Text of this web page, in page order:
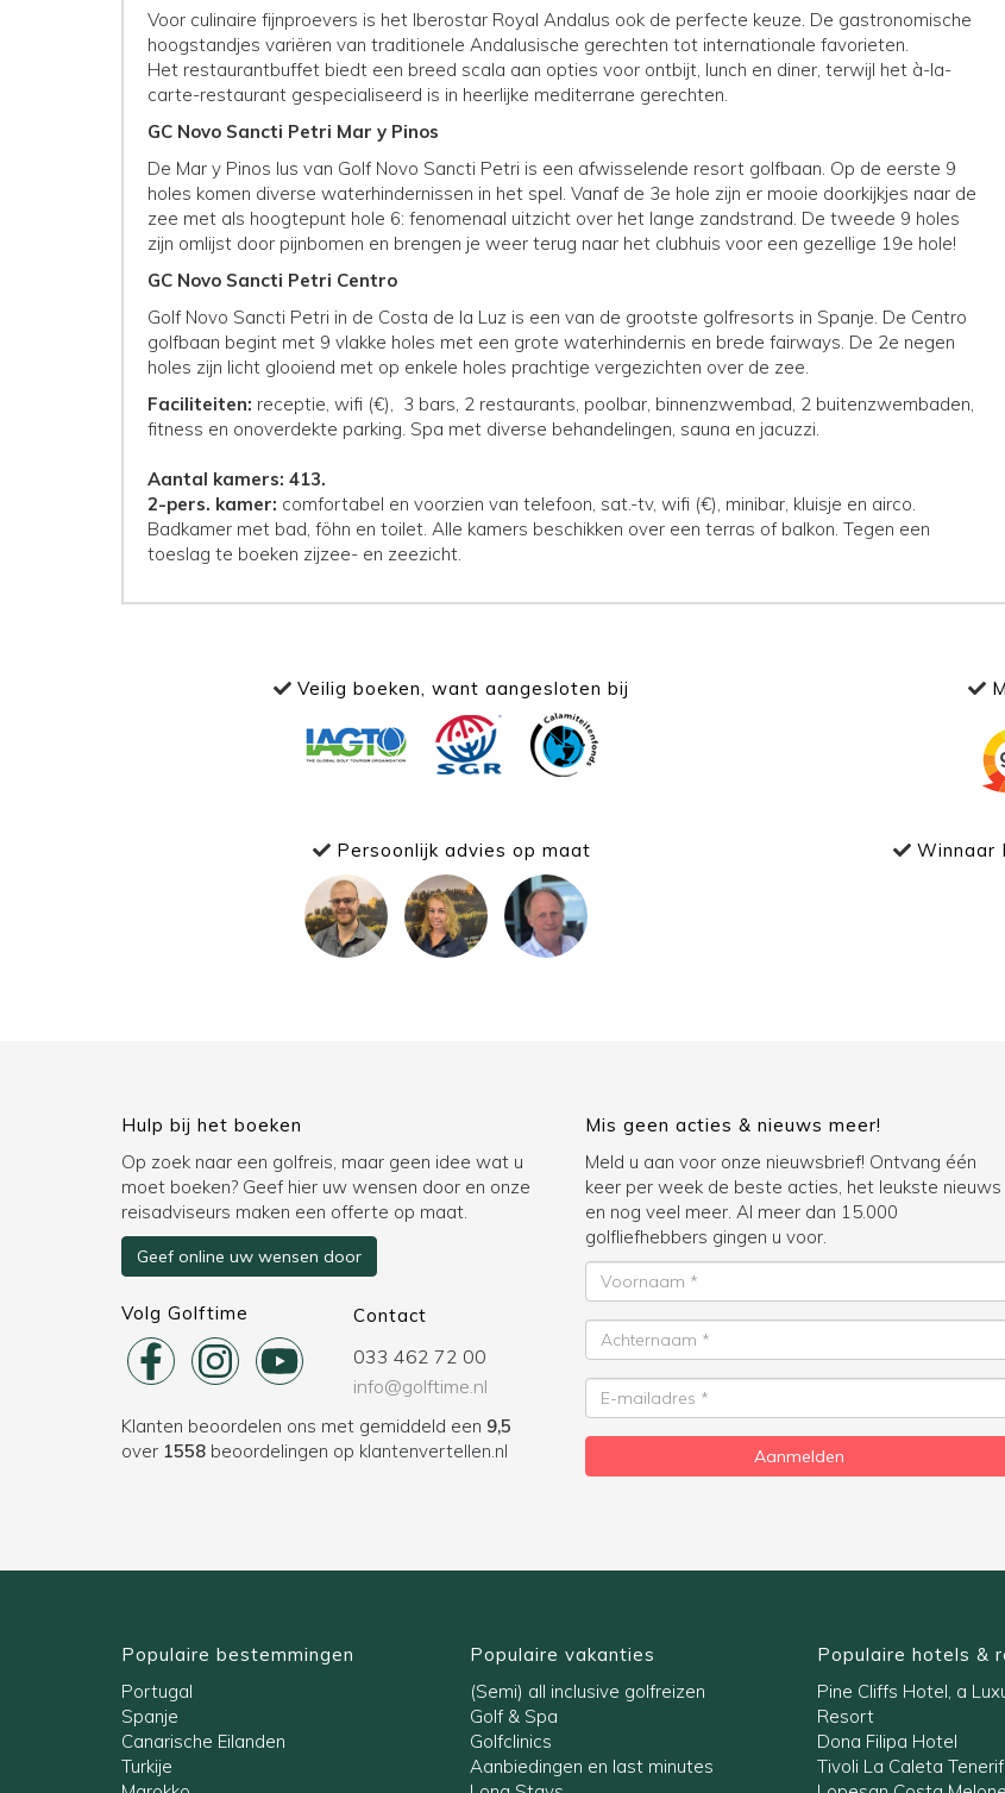
Voor culinaire fijnproevers is het Iberostar Royal Andalus ook de perfecte keuze. De gastronomische
hoogstandjes variëren van traditionele Andalusische gerechten tot internationale favorieten.
Het restaurantbuffet biedt een breed scala aan opties voor ontbijt, lunch en diner, terwijl het à-la-
carte-restaurant gespecialiseerd is in heerlijke mediterrane gerechten.
GC Novo Sancti Petri Mar y Pinos
De Mar y Pinos lus van Golf Novo Sancti Petri is een afwisselende resort golfbaan. Op de eerste 9
holes komen diverse waterhindernissen in het spel. Vanaf de 3e hole zijn er mooie doorkijkjes naar de
zee met als hoogtepunt hole 6: fenomenaal uitzicht over het lange zandstrand. De tweede 9 holes
zijn omlijst door pijnbomen en brengen je weer terug naar het clubhuis voor een gezellige 19e hole!
GC Novo Sancti Petri Centro
Golf Novo Sancti Petri in de Costa de la Luz is een van de grootste golfresorts in Spanje. De Centro
golfbaan begint met 9 vlakke holes met een grote waterhindernis en brede fairways. De 2e negen
holes zijn licht glooiend met op enkele holes prachtige vergezichten over de zee.
Faciliteiten: receptie, wifi (€), 3 bars, 2 restaurants, poolbar, binnenzwembad, 2 buitenzwembaden,
fitness en onoverdekte parking. Spa met diverse behandelingen, sauna en jacuzzi.
Aantal kamers: 413.
2-pers. kamer: comfortabel en voorzien van telefoon, sat.-tv, wifi (€), minibar, kluisje en airco.
Badkamer met bad, föhn en toilet. Alle kamers beschikken over een terras of balkon. Tegen een
toeslag te boeken zijzee- en zeezicht.
Veilig boeken, want aangesloten bij
Persoonlijk advies op maat Winnaar
Hulp bij het boeken
Op zoek naar een golfreis, maar geen idee wat u
moet boeken? Geef hier uw wensen door en onze
reisadviseurs maken een offerte op maat.
Geef online uw wensen door
Volg Golftime Contact
033 462 72 00
info@golftime.nl
Klanten beoordelen ons met gemiddeld een 9,5
over 1558 beoordelingen op klantenvertellen.nl
Mis geen acties & nieuws meer!
Meld u aan voor onze nieuwsbrief! Ontvang één
keer per week de beste acties, het leukste nieuws
en nog veel meer. Al meer dan 15.000
golfliefhebbers gingen u voor.
Voornaam
Achternaam
E-
mailadres
Aanmelden
Populaire bestemmingen
Portugal
Spanje
Canarische Eilanden
Turkije
Populaire vakanties
(Semi) all inclusive golfreizen
Golf & Spa
Golfclinics
Aanbiedingen en last minutes
Populaire hotels &
Pine Cliffs Hotel, a
Resort
Dona Filipa Hotel
Tivoli La Caleta